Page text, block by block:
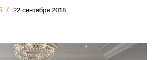
22 сентября 2018